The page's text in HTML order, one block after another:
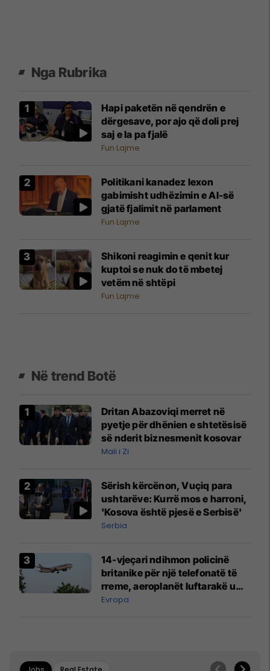
Nga Rubrika
Hapi paketën në qendrën e
dërgesave, por ajo që doli prej
saj e la pa fjalë
Fun Lajme
Politikani kanadez lexon
gabimisht udhëzimin e AI-së
gjatë fjalimit në parlament
Fun Lajme
Shikoni reagimin e qenit kur
kuptoi se nuk do të mbetej
vetëm në shtëpi
Fun Lajme
Në trend Botë
Dritan Abazoviqi merret në
pyetje për dhënien e shtetësisë
së nderit biznesmenit kosovar
Mali i Zi
Sërish kërcënon, Vuçiq para
ushtarëve: Kurrë mos e harroni,
'Kosova është pjesë e Serbisë'
Serbia
14-vjeçari ndihmon policinë
britanike për një telefonatë të
rreme, aeroplanët luftarakë u
ngritën në ajër për të
Evropa